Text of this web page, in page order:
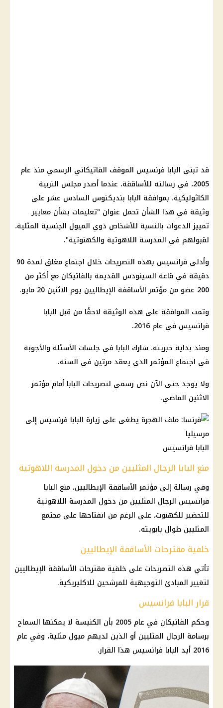
قد تبنى البابا فرنسيس الموقف الفاتيكاني الرسمي منذ عام
2005، في رسالته للأساقفة، عندما أصدر مجلس التربية
الكاثوليكية، بموافقة البابا بنديكتوس السادس عشر على
وثيقة في هذا الشأن تحمل عنوان "تعليمات بشأن معايير
تمييز الدعوات بالنسبة للأشخاص ذوي الميول الجنسية المثلية،
لقبولهم في المدرسة اللاهوتية والكهنوتية".
وأدلى فرانسيس بهذه التصريحات خلال اجتماع مغلق لمدة 90
دقيقة في قاعة السينودس القديمة بالفاتيكان مع أكثر من
200 عضو من مؤتمر الأساقفة الإيطاليين يوم الاثنين 20 مايو.
وتمت الموافقة على هذه الوثيقة لاحقًا من قبل البابا
فرانسيس في عام 2016.
ومنذ بداية حبريته، شارك البابا في جلسات الأسئلة والأجوبة
في اجتماع المؤتمر الذي يعقد مرتين في السنة.
ولا يوجد حتى الآن نص رسمي لتصريحات البابا أمام مؤتمر
الاثنين الماضي.
البابا فرانسيس
منع البابا الرجال المثليين من دخول المدرسة اللاهوتية
وفي رسالة إلى مؤتمر الأساقفة الإيطاليين، منع البابا
فرانسيس الرجال المثليين من دخول المدرسة اللاهوتية
للتحضير للكهنوت، على الرغم من انفتاحها على مجتمع
المثليين طوال بابويته.
خلفية مقترحات الأساقفة الإيطاليين
تأتي هذه التصريحات على خلفية مقترحات الأساقفة الإيطاليين
لتغيير المبادئ التوجيهية للمرشحين للاكليريكية.
قرار البابا فرانسيس
وحكم الفاتيكان في عام 2005 بأن الكنيسة لا يمكنها السماح
برسامة الرجال المثليين أو الذين لديهم ميول مثلية، وفي عام
2016 أيد البابا فرانسيس هذا القرار.